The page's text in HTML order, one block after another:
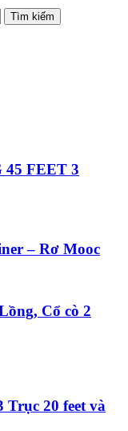
FEET 3
– Rơ Mooc
Cổ cò 2
Trục 20 feet và